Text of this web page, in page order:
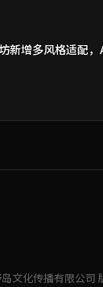
新增多风格适配
文化传播有限公司